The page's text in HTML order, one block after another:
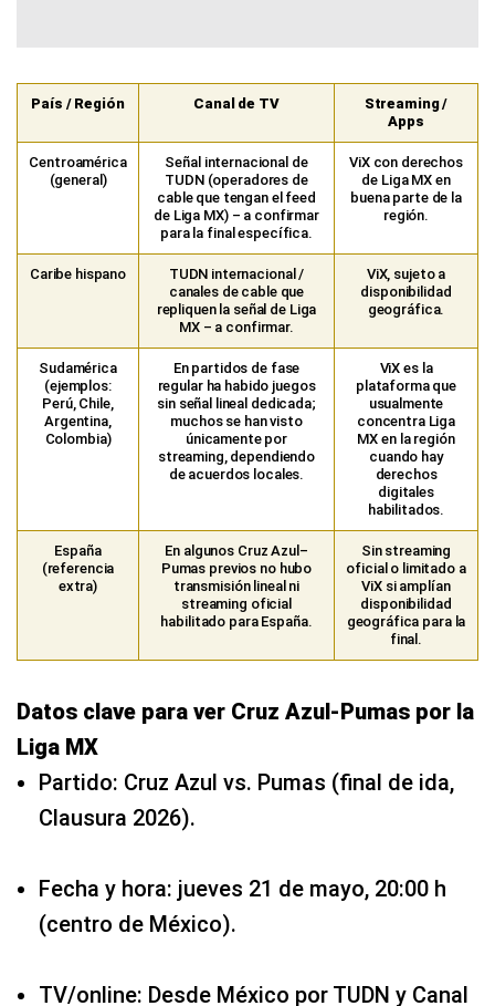
País / Región Canal de TV
Streaming /
Apps
Centroamérica
(general)
Señal internacional de
TUDN (operadores de
cable que tengan el feed
de Liga MX) – a confirmar
para la final específica.
ViX con derechos
de Liga MX en
buena parte de la
región.
Caribe hispano
TUDN internacional /
canales de cable que
repliquen la señal de Liga
MX – a confirmar.
ViX, sujeto a
disponibilidad
geográfica.
Sudamérica
(ejemplos:
Perú, Chile,
Argentina,
Colombia)
En partidos de fase
regular ha habido juegos
sin señal lineal dedicada;
muchos se han visto
únicamente por
streaming, dependiendo
de acuerdos locales.
ViX es la
plataforma que
usualmente
concentra Liga
MX en la región
cuando hay
derechos
digitales
habilitados.
España
(referencia
extra)
En algunos Cruz Azul–
Pumas previos no hubo
transmisión lineal ni
streaming oficial
habilitado para España.
Sin streaming
oficial o limitado a
ViX si amplían
disponibilidad
geográfica para la
final.
Datos clave para ver Cruz Azul-Pumas por la
Liga MX
Partido: Cruz Azul vs. Pumas (final de ida,
Clausura 2026).
Fecha y hora: jueves 21 de mayo, 20:00 h
(centro de México).
TV/online: Desde México por TUDN y Canal